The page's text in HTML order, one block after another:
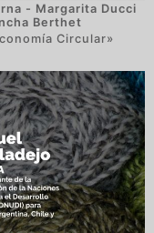
- Margarita Ducci
Berthet
Circular»